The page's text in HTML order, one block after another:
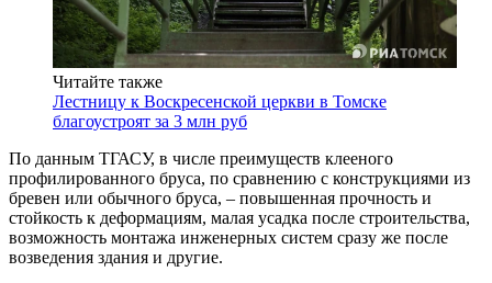
Читайте также
Лестницу к Воскресенской церкви в Томске
благоустроят за 3 млн руб
По данным ТГАСУ, в числе преимуществ клееного
профилированного бруса, по сравнению с конструкциями из
бревен или обычного бруса, – повышенная прочность и
стойкость к деформациям, малая усадка после строительства,
возможность монтажа инженерных систем сразу же после
возведения здания и другие.